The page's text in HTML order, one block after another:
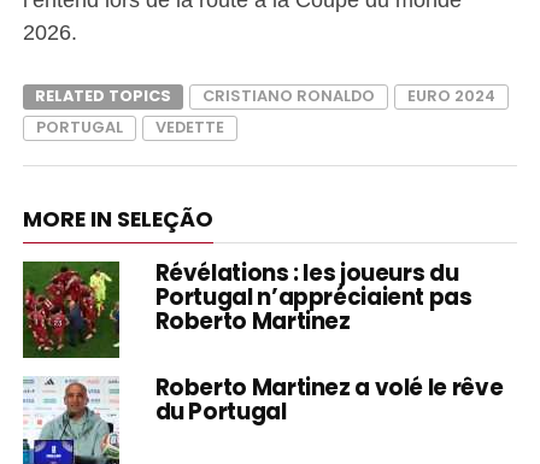
2026.
RELATED TOPICS CRISTIANO RONALDO
EURO 2024
PORTUGAL
VEDETTE
MORE IN SELEÇÃO
Révélations : les joueurs du
Portugal n’appréciaient pas
Roberto Martinez
Roberto Martinez a volé le rêve
du Portugal